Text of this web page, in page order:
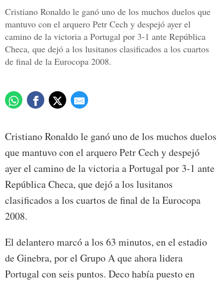
Cristiano Ronaldo le ganó uno de los muchos duelos que
mantuvo con el arquero Petr Cech y despejó ayer el
camino de la victoria a Portugal por 3-1 ante República
Checa, que dejó a los lusitanos clasificados a los cuartos
de final de la Eurocopa 2008.
Cristiano Ronaldo le ganó uno de los muchos duelos
que mantuvo con el arquero Petr Cech y despejó
ayer el camino de la victoria a Portugal por 3-1 ante
República Checa, que dejó a los lusitanos
clasificados a los cuartos de final de la Eurocopa
2008.
El delantero marcó a los 63 minutos, en el estadio
de Ginebra, por el Grupo A que ahora lidera
Portugal con seis puntos. Deco había puesto en